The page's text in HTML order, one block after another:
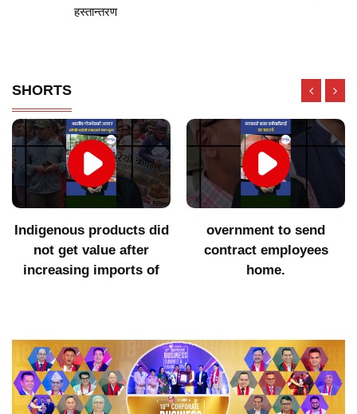
हस्तान्तरण
SHORTS
Indigenous products did
not get value after
increasing imports of
overnment to send
contract employees
home.